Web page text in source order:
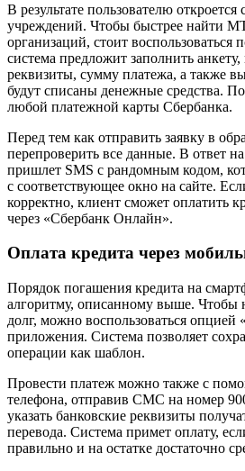
В результате пользователю
учреждений. Чтобы быстрее найти
организаций, стоит воспользоваться
система предложит заполнить
реквизиты, сумму платежа, а также
будут списаны денежные средства.
любой платежной карты Сбербанка.
Перед тем как отправить заявку в
перепроверить все данные. В ответ
пришлет SMS с рандомным кодом,
с соответствующее окно на сайте.
корректно, клиент сможет оплатить
через «Сбербанк Онлайн».
Оплата кредита через
Порядок погашения кредита на
алгоритму, описанному выше. Чтобы
долг, можно воспользоваться
приложения. Система позволяет
операции как шаблон.
Провести платеж можно также с
телефона, отправив СМС на номер
указать банковские реквизиты
перевода. Система примет оплату,
правильно и на остатке достаточно